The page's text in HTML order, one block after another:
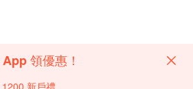
領優惠！
新戶禮